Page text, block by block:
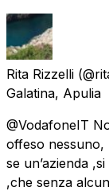
Rita Rizzelli
Galatina, Apulia
@VodafoneIT
offeso nessuno,
se un’azienda
,che senza